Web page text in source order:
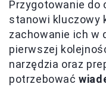
Przygotowanie do
stanowi kluczowy
zachowanie ich w
pierwszej
narzędzia oraz
potrzebować